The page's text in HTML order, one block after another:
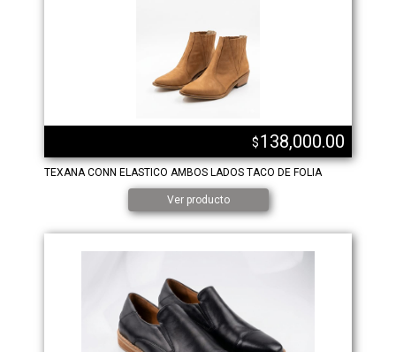
$138,000.00
TEXANA CONN ELASTICO AMBOS LADOS TACO DE FOLIA
Ver producto